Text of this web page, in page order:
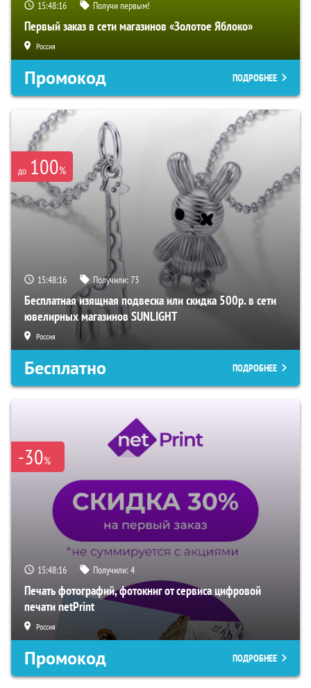
15:48:15 Получи первым!
Первый заказ в сети магазинов «Золотое Яблоко»
Россия
Промокод ПОДРОБНЕЕ
до 100%
15:48:15 Получили:73
Бесплатная изящная подвеска или скидка 500р. в сети
ювелирных магазинов SUNLIGHT
Россия
Бесплатно ПОДРОБНЕЕ
-30%
15:48:15 Получили:4
Печать фотографий, фотокниг от сервиса цифровой
печати netPrint
Россия
Промокод ПОДРОБНЕЕ